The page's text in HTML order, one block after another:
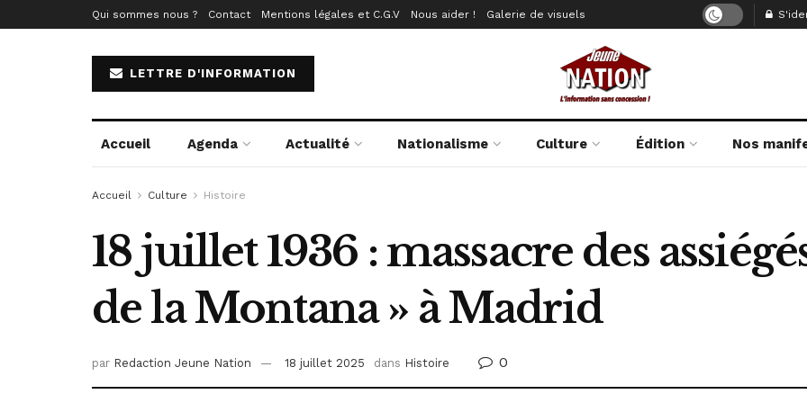
Qui sommes nous ? Contact Mentions légales et C.G.V Nous aider ! Galerie de visuels
LETTRE D'INFORMATION
Accueil Agenda Actualité Nationalisme Culture Édition Nos
Accueil Culture Histoire
18 juillet 1936 : massacre des
de la Montana » à Madrid
par Redaction Jeune Nation 18 juillet 2025 dans Histoire 0